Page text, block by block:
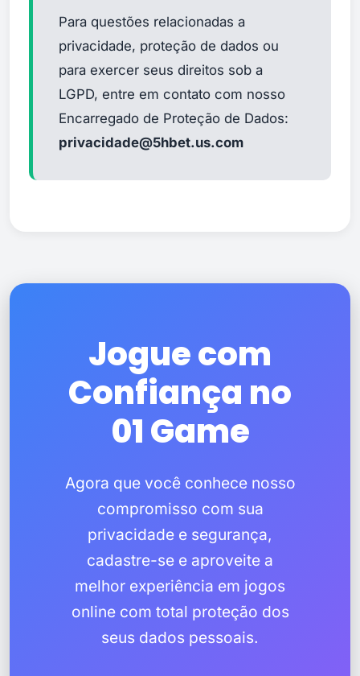
Para questões relacionadas a
privacidade, proteção de dados ou
para exercer seus direitos sob a
LGPD, entre em contato com nosso
Encarregado de Proteção de Dados:
privacidade@5hbet.us.com
Jogue com
Confiança no
01 Game
Agora que você conhece nosso
compromisso com sua
privacidade e segurança,
cadastre-se e aproveite a
melhor experiência em jogos
online com total proteção dos
seus dados pessoais.